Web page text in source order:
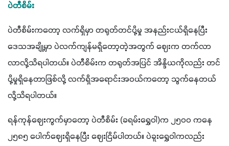
ပဲတီစိမ်း
ပဲတီစိမ်းကတော့ လက်ရှိမှာ တရုတ်တင်ပို့မှု အနည်းငယ်ရှိနေပြီး
ဒေသအချို့မှာ ပဲလက်ကျန်မရှိတော့တဲ့အတွက် ဈေးက တက်လာ
လာလို့သိရပါတယ်။ ပဲတီစိမ်းက တရုတ်အပြင် အိန္ဒိယကိုလည်း တင်
ပို့မှုရှိနေတာဖြစ်လို့ လက်ရှိအရောင်းအဝယ်ကတော့ သွက်နေတယ်
လို့သိရပါတယ်။
ရန်ကုန်ဈေးကွက်မှာတော့ ပဲတီစိမ်း (ခရမ်းရွှေဝါ)က ၂၅၀၀ ကနေ
၂၅၈၅ ပေါက်ဈေးရှိနေပြီး ဈေးငြိမ်ပါတယ်။ ပဲခူးရွှေဝါကလည်း